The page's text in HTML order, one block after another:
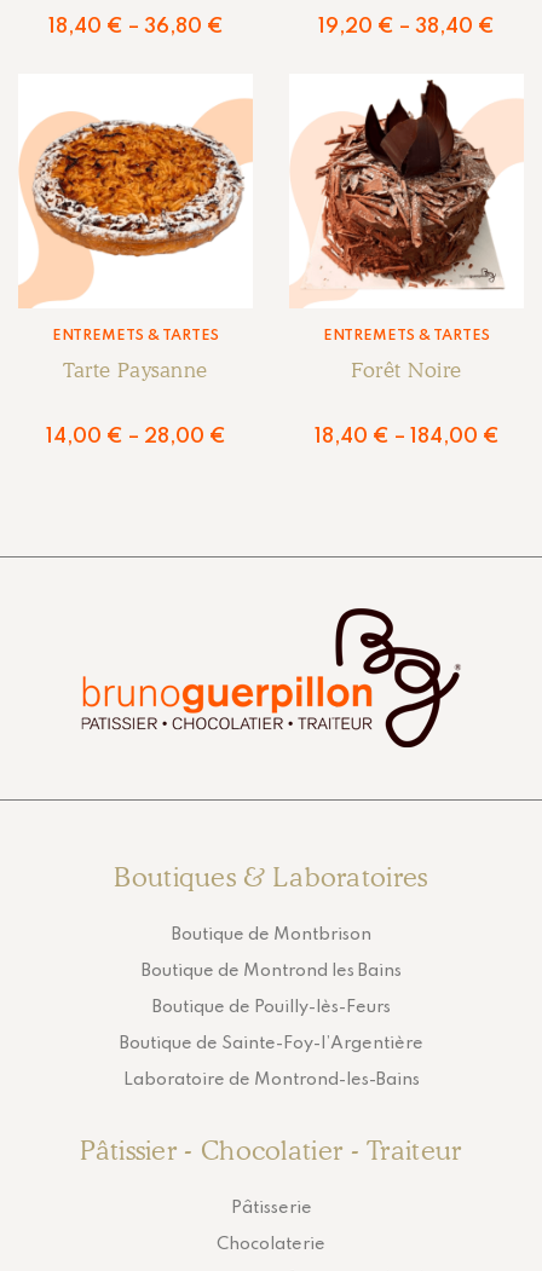
18,40 € – 36,80 € 19,20 € – 38,40 €
ENTREMETS & TARTES
Tarte Paysanne
14,00 € – 28,00 €
ENTREMETS & TARTES
Forêt Noire
18,40 € – 184,00 €
Boutiques & Laboratoires
Boutique de Montbrison
Boutique de Montrond les Bains
Boutique de Pouilly-lès-Feurs
Boutique de Sainte-Foy-l’Argentière
Laboratoire de Montrond-les-Bains
Pâtissier - Chocolatier - Traiteur
Pâtisserie
Chocolaterie